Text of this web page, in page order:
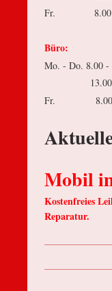
Fr. 8.00 -
Büro:
Mo. - Do. 8.00 -
13.00 -
Fr. 8.00 -
Mobil
Kostenfreies
Reparatur.